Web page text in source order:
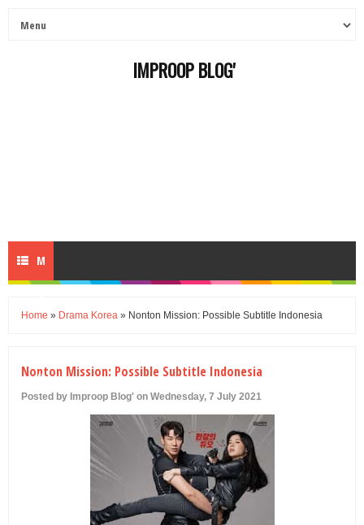
IMPROOP BLOG'
M
U
Home » Drama Korea » Nonton Mission: Possible Subtitle Indonesia
Nonton Mission: Possible Subtitle Indonesia
Posted by Improop Blog' on Wednesday, 7 July 2021